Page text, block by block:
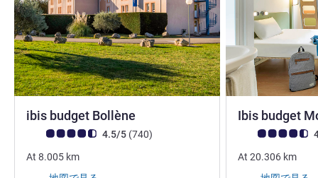
ibis budget Bollène
お客さまの声 (確認済みレビュー アコーホテルズ)
4.5/5 (740件のレビュー
)
At 8.005 km
Ibis budget
お客さまの声 (
At 20.306 km